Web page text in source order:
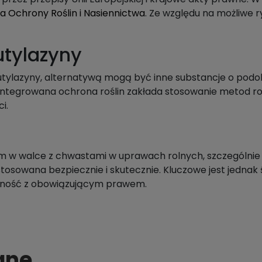
Ochrony Roślin i Nasiennictwa. Ze względu na możliwe
alternatywą mogą być inne substancje o
ochrona roślin zakłada stosowanie metod
walce z chwastami w uprawach rolnych, szczególnie
bezpiecznie i skutecznie. Kluczowe jest jednak
z obowiązującym prawem.